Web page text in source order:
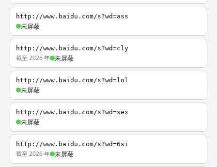
http://www.baidu.com/s?wd=ass
未屏蔽
http://www.baidu.com/s?wd=cly
截至 2026 年 未屏蔽
http://www.baidu.com/s?wd=lol
未屏蔽
http://www.baidu.com/s?wd=sex
未屏蔽
http://www.baidu.com/s?wd=6si
截至 2026 年 未屏蔽